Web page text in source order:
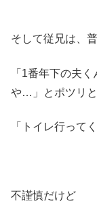
そして従兄は、
「1番年下の夫
や…」とポツリ
「トイレ行って
不謹慎だけど